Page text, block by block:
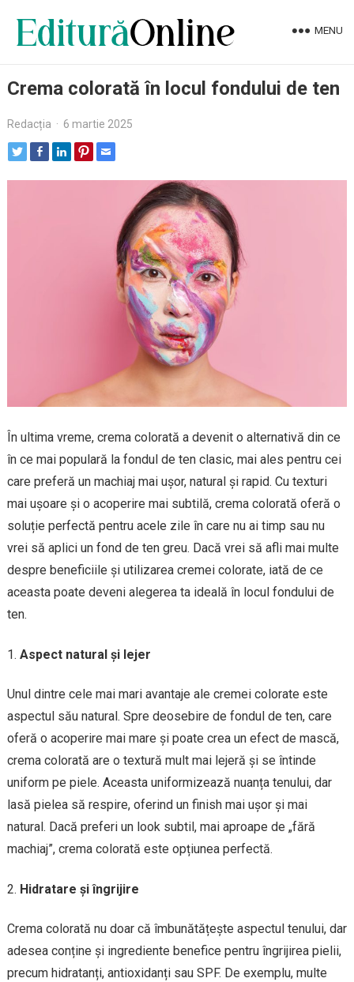
MENU
Crema colorată în locul fondului de ten
Redacția · 6 martie 2025
În ultima vreme, crema colorată a devenit o alternativă din ce
în ce mai populară la fondul de ten clasic, mai ales pentru cei
care preferă un machiaj mai ușor, natural și rapid. Cu texturi
mai ușoare și o acoperire mai subtilă, crema colorată oferă o
soluție perfectă pentru acele zile în care nu ai timp sau nu
vrei să aplici un fond de ten greu. Dacă vrei să afli mai multe
despre beneficiile și utilizarea cremei colorate, iată de ce
aceasta poate deveni alegerea ta ideală în locul fondului de
ten.
Aspect natural și lejer
Unul dintre cele mai mari avantaje ale cremei colorate este
aspectul său natural. Spre deosebire de fondul de ten, care
oferă o acoperire mai mare și poate crea un efect de mască,
crema colorată are o textură mult mai lejeră și se întinde
uniform pe piele. Aceasta uniformizează nuanța tenului, dar
lasă pielea să respire, oferind un finish mai ușor și mai
natural. Dacă preferi un look subtil, mai aproape de „fără
machiaj”, crema colorată este opțiunea perfectă.
Hidratare și îngrijire
Crema colorată nu doar că îmbunătățește aspectul tenului, dar
adesea conține și ingrediente benefice pentru îngrijirea pielii,
precum hidratanți, antioxidanți sau SPF. De exemplu, multe